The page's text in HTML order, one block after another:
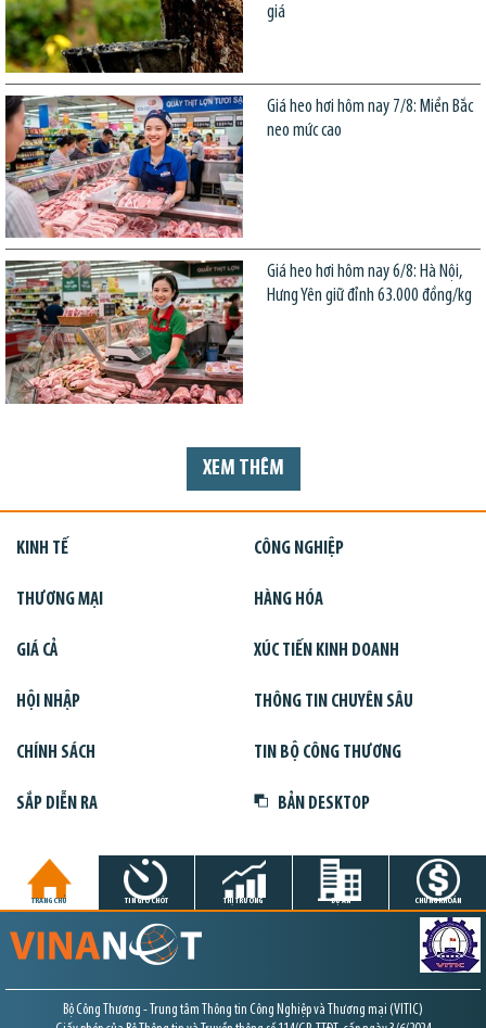
giá
Giá heo hơi hôm nay 7/8: Miền Bắc
neo mức cao
Giá heo hơi hôm nay 6/8: Hà Nội,
Hưng Yên giữ đỉnh 63.000 đồng/kg
XEM THÊM
KINH TẾ CÔNG NGHIỆP
THƯƠNG MẠI HÀNG HÓA
GIÁ CẢ XÚC TIẾN KINH DOANH
HỘI NHẬP THÔNG TIN CHUYÊN SÂU
CHÍNH SÁCH TIN BỘ CÔNG THƯƠNG
SẮP DIỄN RA BẢN DESKTOP
TRANG CHỦ TIN GIỜ CHÓT THỊ TRƯỜNG DỰ ÁN CHỨNG KHOÁN
Bộ Công Thương - Trung tâm Thông tin Công Nghiệp và Thương mại (VITIC)